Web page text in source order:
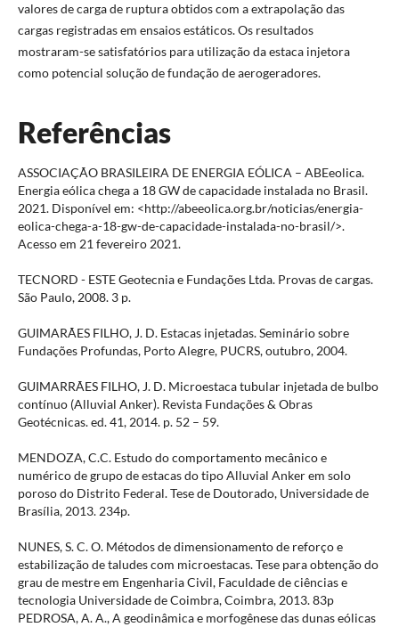
valores de carga de ruptura obtidos com a extrapolação das
cargas registradas em ensaios estáticos. Os resultados
mostraram-se satisfatórios para utilização da estaca injetora
como potencial solução de fundação de aerogeradores.
Referências
ASSOCIAÇÃO BRASILEIRA DE ENERGIA EÓLICA – ABEeolica.
Energia eólica chega a 18 GW de capacidade instalada no Brasil.
2021. Disponível em: <http://abeeolica.org.br/noticias/energia-
eolica-chega-a-18-gw-de-capacidade-instalada-no-brasil/>.
Acesso em 21 fevereiro 2021.
TECNORD - ESTE Geotecnia e Fundações Ltda. Provas de cargas.
São Paulo, 2008. 3 p.
GUIMARÃES FILHO, J. D. Estacas injetadas. Seminário sobre
Fundações Profundas, Porto Alegre, PUCRS, outubro, 2004.
GUIMARRÃES FILHO, J. D. Microestaca tubular injetada de bulbo
contínuo (Alluvial Anker). Revista Fundações & Obras
Geotécnicas. ed. 41, 2014. p. 52 – 59.
MENDOZA, C.C. Estudo do comportamento mecânico e
numérico de grupo de estacas do tipo Alluvial Anker em solo
poroso do Distrito Federal. Tese de Doutorado, Universidade de
Brasília, 2013. 234p.
NUNES, S. C. O. Métodos de dimensionamento de reforço e
estabilização de taludes com microestacas. Tese para obtenção do
grau de mestre em Engenharia Civil, Faculdade de ciências e
tecnologia Universidade de Coimbra, Coimbra, 2013. 83p
PEDROSA, A. A., A geodinâmica e morfogênese das dunas eólicas